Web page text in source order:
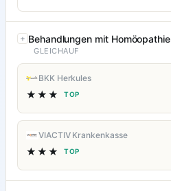
Behandlungen mit Homöopathie
GLEICHAUF
BKK Herkules
★★★ TOP
VIACTIV Krankenkasse
★★★ TOP